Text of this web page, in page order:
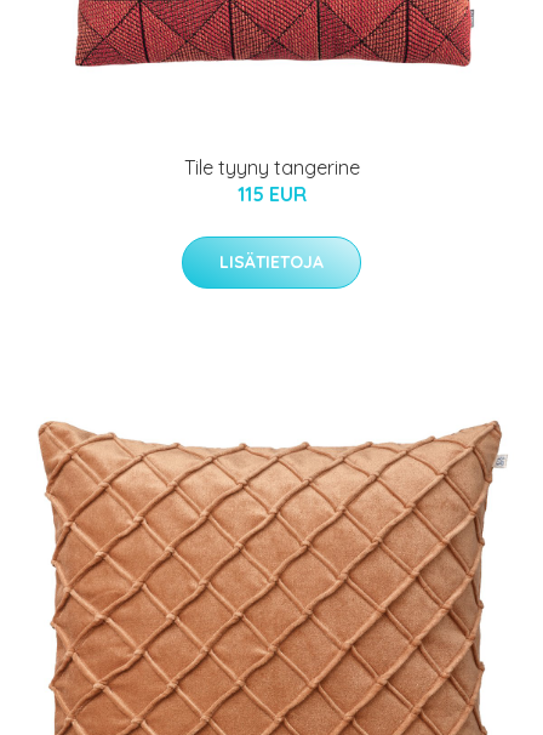
Tile tyyny tangerine
115 EUR
LISÄTIETOJA